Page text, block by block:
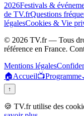
2026Festivals &
de TV.frQuestions
légalesCookies & Vie
© 2026 TV.fr — Tous
référence en France.
Mentions légales
🏠Accueil📺Programme
↑
🍪 TV.fr utilise des